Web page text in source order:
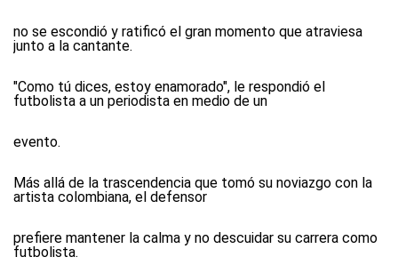
no se escondió y ratificó el gran momento que atraviesa
junto a la cantante.
"Como tú dices, estoy enamorado", le respondió el
futbolista a un periodista en medio de un
evento.
Más allá de la trascendencia que tomó su noviazgo con la
artista colombiana, el defensor
prefiere mantener la calma y no descuidar su carrera como
futbolista.